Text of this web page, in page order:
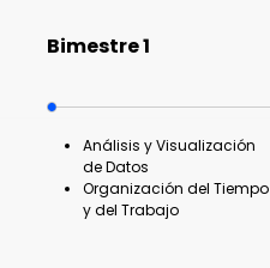
Bimestre 1
Análisis y Visualización
de Datos
Organización del Tiempo
y del Trabajo